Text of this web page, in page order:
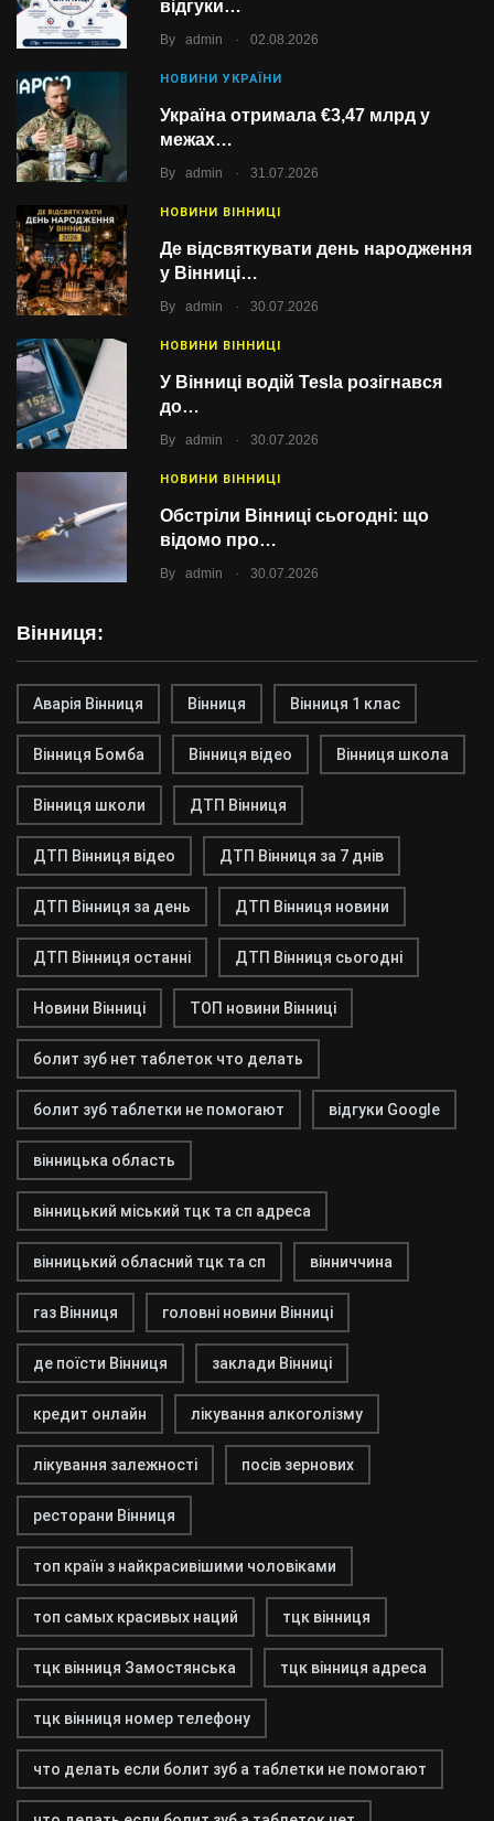
відгуки…
By admin . 02.08.2026
НОВИНИ УКРАЇНИ
Україна отримала €3,47 млрд у
межах…
By admin . 31.07.2026
НОВИНИ ВІННИЦІ
Де відсвяткувати день народження
у Вінниці…
By admin . 30.07.2026
НОВИНИ ВІННИЦІ
У Вінниці водій Tesla розігнався
до…
By admin . 30.07.2026
НОВИНИ ВІННИЦІ
Обстріли Вінниці сьогодні: що
відомо про…
By admin . 30.07.2026
Вінниця:
Аварія Вінниця Вінниця Вінниця 1 клас
Вінниця Бомба Вінниця відео Вінниця школа
Вінниця школи ДТП Вінниця
ДТП Вінниця відео ДТП Вінниця за 7 днів
ДТП Вінниця за день ДТП Вінниця новини
ДТП Вінниця останні ДТП Вінниця сьогодні
Новини Вінниці ТОП новини Вінниці
болит зуб нет таблеток что делать
болит зуб таблетки не помогают відгуки Google
вінницька область
вінницький міський тцк та сп адреса
вінницький обласний тцк та сп вінниччина
газ Вінниця головні новини Вінниці
де поїсти Вінниця заклади Вінниці
кредит онлайн лікування алкоголізму
лікування залежності посів зернових
ресторани Вінниця
топ країн з найкрасивішими чоловіками
топ самых красивых наций тцк вінниця
тцк вінниця Замостянська тцк вінниця адреса
тцк вінниця номер телефону
что делать если болит зуб а таблетки не помогают